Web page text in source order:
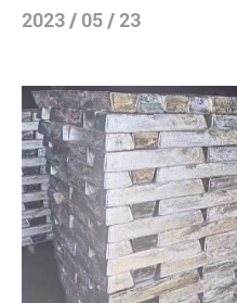
2023 / 05 / 23